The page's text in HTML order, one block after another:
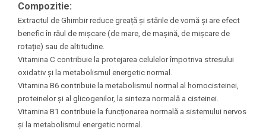
Compozitie:
Extractul de Ghimbir reduce greață și stările de vomă și are efect
benefic în răul de mișcare (de mare, de mașină, de mișcare de
rotație) sau de altitudine.
Vitamina C contribuie la protejarea celulelor împotriva stresului
oxidativ și la metabolismul energetic normal.
Vitamina B6 contribuie la metabolismul normal al homocisteinei,
proteinelor și al glicogenilor, la sinteza normală a cisteinei.
Vitamina B1 contribuie la funcționarea normală a sistemului nervos
și la metabolismul energetic normal.